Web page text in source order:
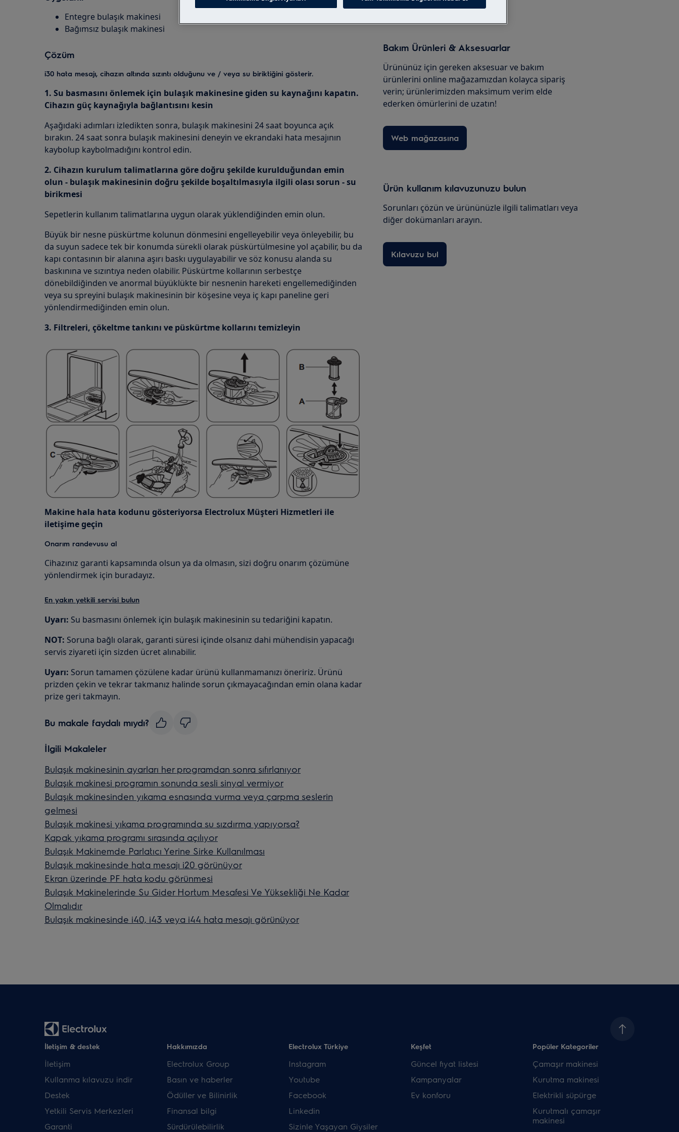
Entegre bulaşık makinesi
Bağımsız bulaşık makinesi
Çözüm
i30 hata mesajı, cihazın altında sızıntı olduğunu ve / veya su biriktiğini gösterir.
1. Su basmasını önlemek için bulaşık makinesine giden su kaynağını kapatın.
Cihazın güç kaynağıyla bağlantısını kesin
Aşağıdaki adımları izledikten sonra, bulaşık makinesini 24 saat boyunca açık
bırakın. 24 saat sonra bulaşık makinesini deneyin ve ekrandaki hata mesajının
kaybolup kaybolmadığını kontrol edin.
2. Cihazın kurulum talimatlarına göre doğru şekilde kurulduğundan emin
olun - bulaşık makinesinin doğru şekilde boşaltılmasıyla ilgili olası sorun - su
birikmesi
Sepetlerin kullanım talimatlarına uygun olarak yüklendiğinden emin olun.
Büyük bir nesne püskürtme kolunun dönmesini engelleyebilir veya önleyebilir, bu
da suyun sadece tek bir konumda sürekli olarak püskürtülmesine yol açabilir, bu da
kapı contasının bir alanına aşırı baskı uygulayabilir ve söz konusu alanda su
baskınına ve sızıntıya neden olabilir. Püskürtme kollarının serbestçe
dönebildiğinden ve anormal büyüklükte bir nesnenin hareketi engellemediğinden
veya su spreyini bulaşık makinesinin bir köşesine veya iç kapı paneline geri
yönlendirmediğinden emin olun.
3. Filtreleri, çökeltme tankını ve püskürtme kollarını temizleyin
Makine hala hata kodunu gösteriyorsa Electrolux Müşteri Hizmetleri ile
iletişime geçin
Onarım randevusu al
Cihazınız garanti kapsamında olsun ya da olmasın, sizi doğru onarım çözümüne
yönlendirmek için buradayız.
En yakın yetkili servisi bulun
Uyarı: Su basmasını önlemek için bulaşık makinesinin su tedariğini kapatın.
NOT: Soruna bağlı olarak, garanti süresi içinde olsanız dahi mühendisin yapacağı
servis ziyareti için sizden ücret alınabilir.
Uyarı: Sorun tamamen çözülene kadar ürünü kullanmamanızı öneririz. Ürünü
prizden çekin ve tekrar takmanız halinde sorun çıkmayacağından emin olana kadar
prize geri takmayın.
Bu makale faydalı mıydı?
İlgili Makaleler
Bulaşık makinesinin ayarları her programdan sonra sıfırlanıyor
Bulaşık makinesi programın sonunda sesli sinyal vermiyor
Bulaşık makinesinden yıkama esnasında vurma veya çarpma seslerin
gelmesi
Bulaşık makinesi yıkama programında su sızdırma yapıyorsa?
Kapak yıkama programı sırasında açılıyor
Bulaşık Makinemde Parlatıcı Yerine Sirke Kullanılması
Bulaşık makinesinde hata mesajı i20 görünüyor
Ekran üzerinde PF hata kodu görünmesi
Bulaşık Makinelerinde Su Gider Hortum Mesafesi Ve Yüksekliği Ne Kadar
Olmalıdır
Bulaşık makinesinde i40, i43 veya i44 hata mesajı görünüyor
Bakım Ürünleri & Aksesuarlar
Ürününüz için gereken aksesuar ve bakım
ürünlerini online mağazamızdan kolayca sipariş
verin; ürünlerimizden maksimum verim elde
ederken ömürlerini de uzatın!
Web mağazasına
Ürün kullanım kılavuzunuzu bulun
Sorunları çözün ve ürününüzle ilgili talimatları veya
diğer dokümanları arayın.
Kılavuzu bul
İletişim & destek
İletişim
Kullanma kılavuzu indir
Destek
Yetkili Servis Merkezleri
Garanti
Hakkımızda
Electrolux Group
Basın ve haberler
Ödüller ve Bilinirlik
Finansal bilgi
Sürdürülebilirlik
Electrolux Türkiye
Instagram
Youtube
Facebook
Linkedin
Sizinle Yaşayan Giysiler
Keşfet
Güncel fiyat listesi
Kampanyalar
Ev konforu
Popüler Kategoriler
Çamaşır makinesi
Kurutma makinesi
Elektrikli süpürge
Kurutmalı çamaşır
makinesi